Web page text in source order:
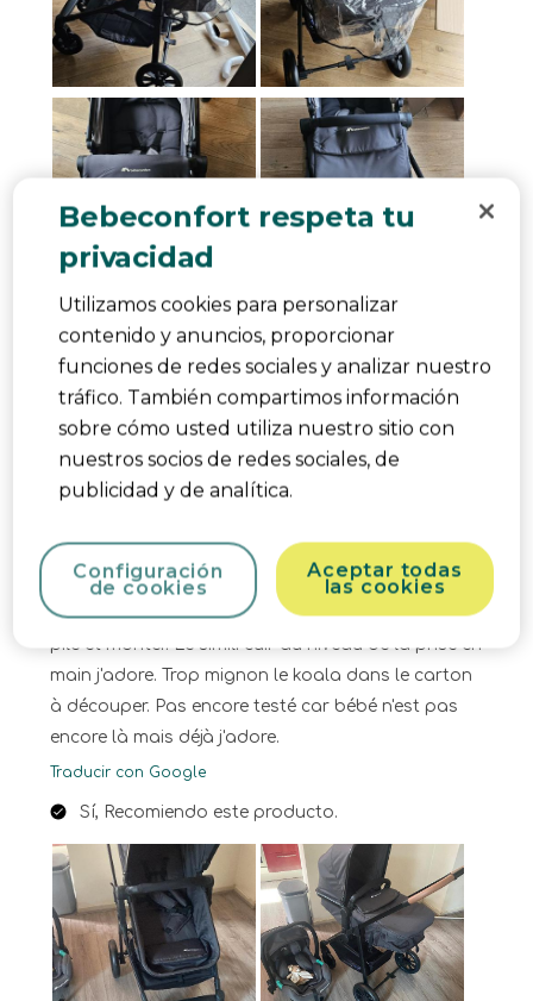
Calidad del producto
Calidad del producto, 5.0 de 5
5.0
5 de 5 estrellas.
Justine-Islem
hace un año
La poussette est trop bien, bien pensée, facile à
pile et monter. Le simili cuir au niveau de la prise en
main j'adore. Trop mignon le koala dans le carton
à découper. Pas encore testé car bébé n'est pas
encore là mais déjà j'adore.
Traducir con Google
Sí, Recomiendo este producto.
Bebeconfort respeta tu
privacidad
Utilizamos cookies para personalizar
contenido y anuncios, proporcionar
funciones de redes sociales y analizar nuestro
tráfico. También compartimos información
sobre cómo usted utiliza nuestro sitio con
nuestros socios de redes sociales, de
publicidad y de analítica.
Aceptar todas
las cookies
Configuración
de cookies